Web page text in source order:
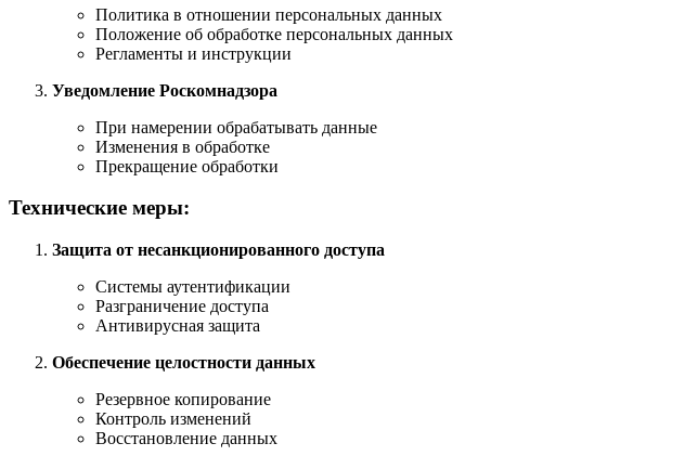
Политика в отношении персональных данных
Положение об обработке персональных данных
Регламенты и инструкции
Уведомление Роскомнадзора
При намерении обрабатывать данные
Изменения в обработке
Прекращение обработки
Технические меры:
Защита от несанкционированного доступа
Системы аутентификации
Разграничение доступа
Антивирусная защита
Обеспечение целостности данных
Резервное копирование
Контроль изменений
Восстановление данных